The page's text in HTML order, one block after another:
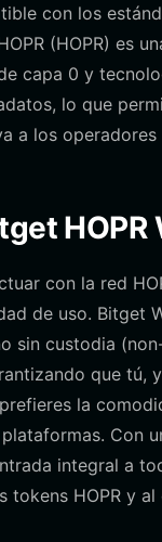
con los
(HOPR) es
capa 0 y
lo que
a los
HOPR
con la red
de uso. Bitget
sin custodia
que tú,
la
Con
integral a
tokens HOPR y